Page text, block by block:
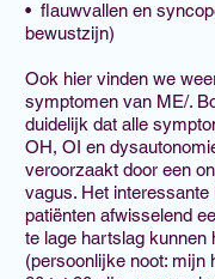
• flauwvallen en
bewustzijn)
Ook hier vinden we
symptomen van ME/.
duidelijk dat alle
OH, OI en
veroorzaakt door een
vagus. Het interessante
patiënten afwisselend
te lage hartslag kunnen
(persoonlijke noot: mijn